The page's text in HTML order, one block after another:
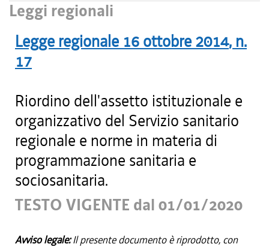
Leggi regionali
Legge regionale 16 ottobre 2014, n.
17
Riordino dell'assetto istituzionale e
organizzativo del Servizio sanitario
regionale e norme in materia di
programmazione sanitaria e
sociosanitaria.
TESTO VIGENTE dal 01/01/2020
Avviso legale:Il presente documento è riprodotto, con